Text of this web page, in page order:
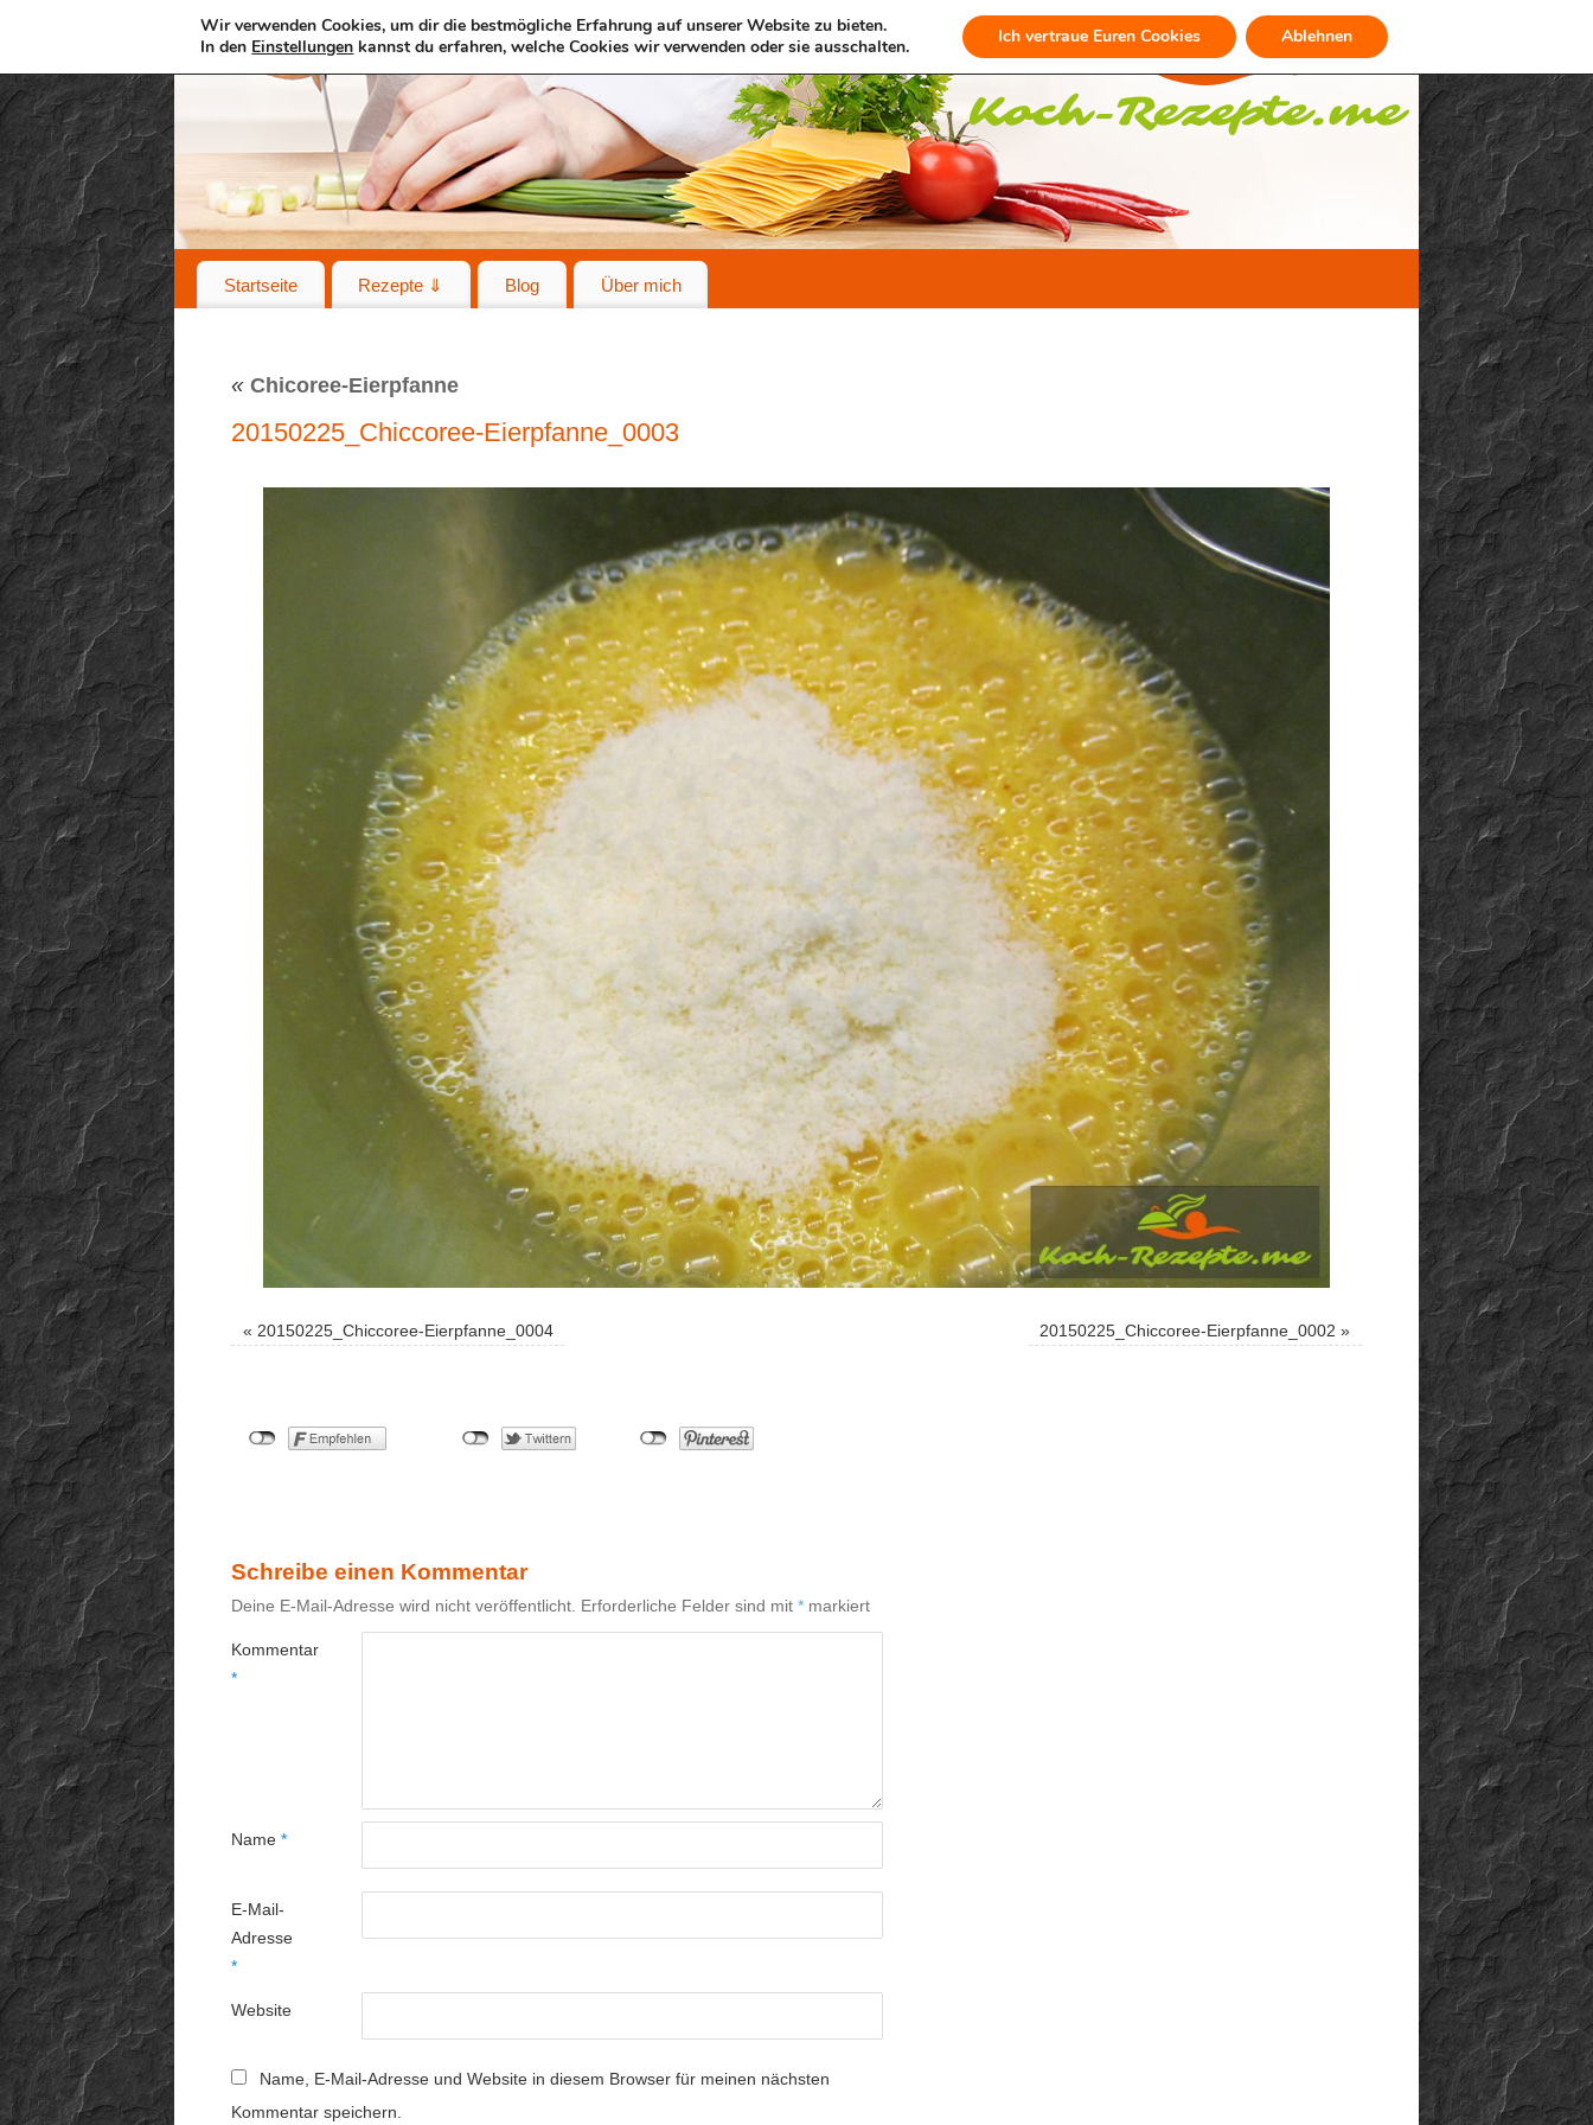
Startseite Rezepte ⇓ Blog Über mich
« Chicoree-Eierpfanne
20150225_Chiccoree-Eierpfanne_0003
« 20150225_Chiccoree-Eierpfanne_0004 20150225_Chiccoree-Eierpfanne_0002 »
Schreibe einen Kommentar
Deine E-Mail-Adresse wird nicht veröffentlicht. Erforderliche Felder sind mit * markiert
Kommentar
*
Name *
E-Mail-
Adresse
*
Website
Name, E-Mail-Adresse und Website in diesem Browser für meinen nächsten
Kommentar speichern.
Wir verwenden Cookies, um dir die bestmögliche Erfahrung auf unserer Website zu bieten.
In den Einstellungen kannst du erfahren, welche Cookies wir verwenden oder sie ausschalten. Ich vertraue Euren Cookies Ablehnen